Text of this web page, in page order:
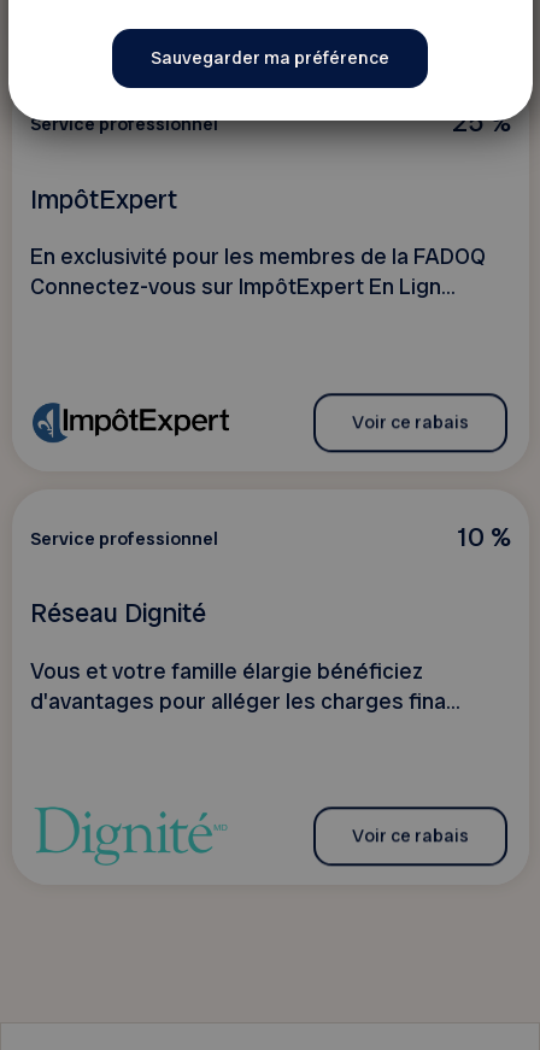
25 %
Service professionnel
ImpôtExpert
En exclusivité pour les membres de la FADOQ
Connectez-vous sur ImpôtExpert En Lign...
Voir ce rabais
10 %
Service professionnel
Réseau Dignité
Vous et votre famille élargie bénéficiez
d'avantages pour alléger les charges fina...
Voir ce rabais